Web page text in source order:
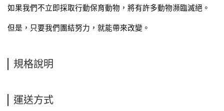
如果我們不立即採取行動保育動物，將有許多動物瀕臨滅絕。
但是，只要我們團結努力，就能帶來改變。
規格說明
運送方式